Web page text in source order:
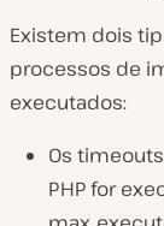
Existem dois
processos de
executados:
Os
PHP for